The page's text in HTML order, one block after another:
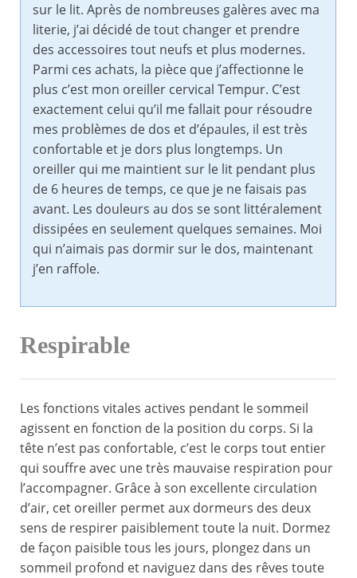
sur le lit. Après de nombreuses galères avec ma
literie, j’ai décidé de tout changer et prendre
des accessoires tout neufs et plus modernes.
Parmi ces achats, la pièce que j’affectionne le
plus c’est mon oreiller cervical Tempur. C’est
exactement celui qu’il me fallait pour résoudre
mes problèmes de dos et d’épaules, il est très
confortable et je dors plus longtemps. Un
oreiller qui me maintient sur le lit pendant plus
de 6 heures de temps, ce que je ne faisais pas
avant. Les douleurs au dos se sont littéralement
dissipées en seulement quelques semaines. Moi
qui n’aimais pas dormir sur le dos, maintenant
j’en raffole.
Respirable
Les fonctions vitales actives pendant le sommeil
agissent en fonction de la position du corps. Si la
tête n’est pas confortable, c’est le corps tout entier
qui souffre avec une très mauvaise respiration pour
l’accompagner. Grâce à son excellente circulation
d’air, cet oreiller permet aux dormeurs des deux
sens de respirer paisiblement toute la nuit. Dormez
de façon paisible tous les jours, plongez dans un
sommeil profond et naviguez dans des rêves toute